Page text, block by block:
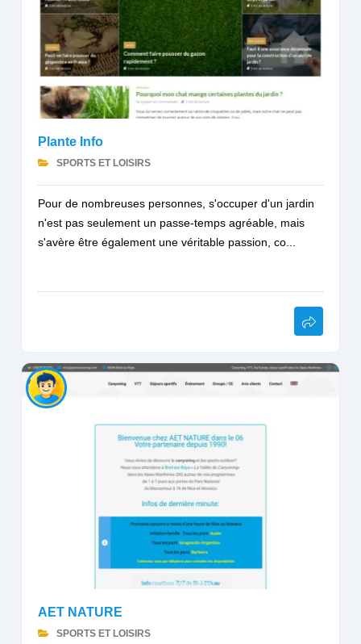
Plante Info
SPORTS ET LOISIRS
Pour de nombreuses personnes, s'occuper d'un jardin
n'est pas seulement un passe-temps agréable, mais
s'avère être également une véritable passion, co...
AET NATURE
SPORTS ET LOISIRS